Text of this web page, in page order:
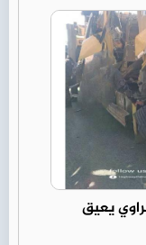
يعيق